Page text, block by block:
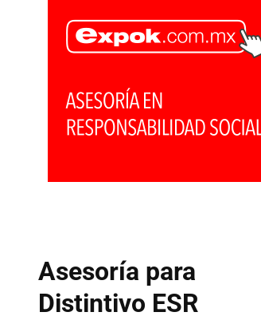
Asesoría para
Distintivo ESR